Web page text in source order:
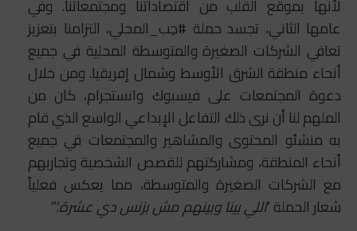
لأنها بموقع القلب من اقتصاداتنا ومجتمعاتنا. وفي
عامها الثاني، تجسد حملة #حِب_المحلي، التزامنا بتعزيز
تعافي الشركات الصغيرة والمتوسطة المحلية في جميع
أنحاء منطقة الشرق الأوسط وشمال إفريقيا. ومن خلال
دعوة المجتمعات على فيسبوك وانستجرام، كان من
الملهم لنا أن نرى ذلك التفاعل الإبداعي الواسع الذي قام
به منشئو المحتوى والمشاهير والمجتمعات في جميع
أنحاء المنطقة، ومشاركتهم للقصص الشخصية وتجاربهم
مع الشركات الصغيرة والمتوسطة، مما يعكس فعلياً
شعار الحملة ‘اللي بينا وبينهم مش بزنس دي عشرة‘.”